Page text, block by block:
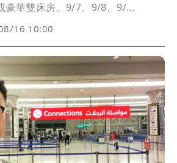
豪華雙床房。9/7、9/8、9/...
16 10:00